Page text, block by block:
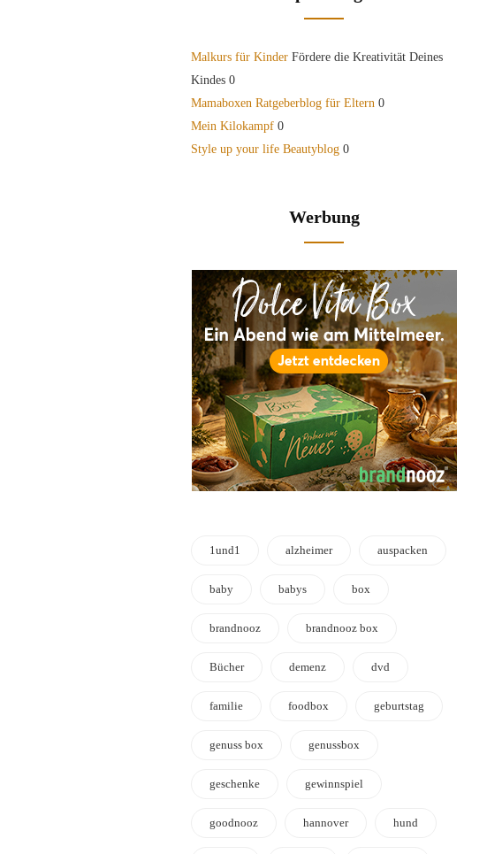
Malkurs für Kinder Fördere die Kreativität Deines
Kindes 0
Mamaboxen Ratgeberblog für Eltern 0
Mein Kilokampf 0
Style up your life Beautyblog 0
Werbung
1und1 alzheimer auspacken
baby babys box
brandnooz brandnooz box
Bücher demenz dvd
familie foodbox geburtstag
genuss box genussbox
geschenke gewinnspiel
goodnooz hannover hund